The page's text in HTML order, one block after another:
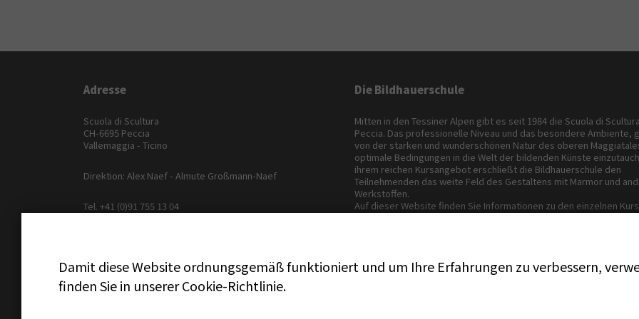
Adresse
Scuola di Scultura
CH-6695 Peccia
Vallemaggia - Ticino
Direktion: Alex Naef - Almute Großmann-Naef
Tel. +41 (0)91 755 13 04
Die Bildhauerschule
Mitten in den Tessiner Alpen gibt es seit 1984 die Scuola di
Peccia. Das professionelle Niveau und das besondere Ambiente,
von der starken und wunderschönen Natur des oberen
optimale Bedingungen in die Welt der bildenden Künste
ihrem reichen Kursangebot erschließt die Bildhauerschule den
Teilnehmenden das weite Feld des Gestaltens mit Marmor und
Werkstoffen.
Auf dieser Website finden Sie Informationen zu den einzelnen
Dozenten, Unterkunft und Kosten.
Damit diese Website ordnungsgemäß funktioniert und um Ihre Erfahrungen zu verbessern,
finden Sie in unserer Cookie-Richtlinie.